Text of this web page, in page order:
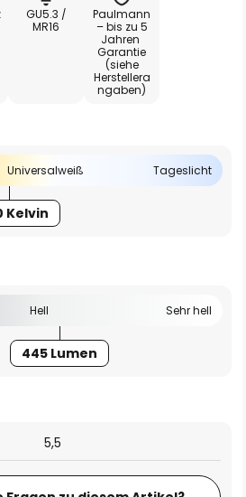
GU5.3 /
MR16
Paulmann
– bis zu 5
Jahren
Garantie
(siehe
Herstellera
ngaben)
Universalweiß Tageslicht
Kelvin
Hell Sehr hell
445 Lumen
5,5